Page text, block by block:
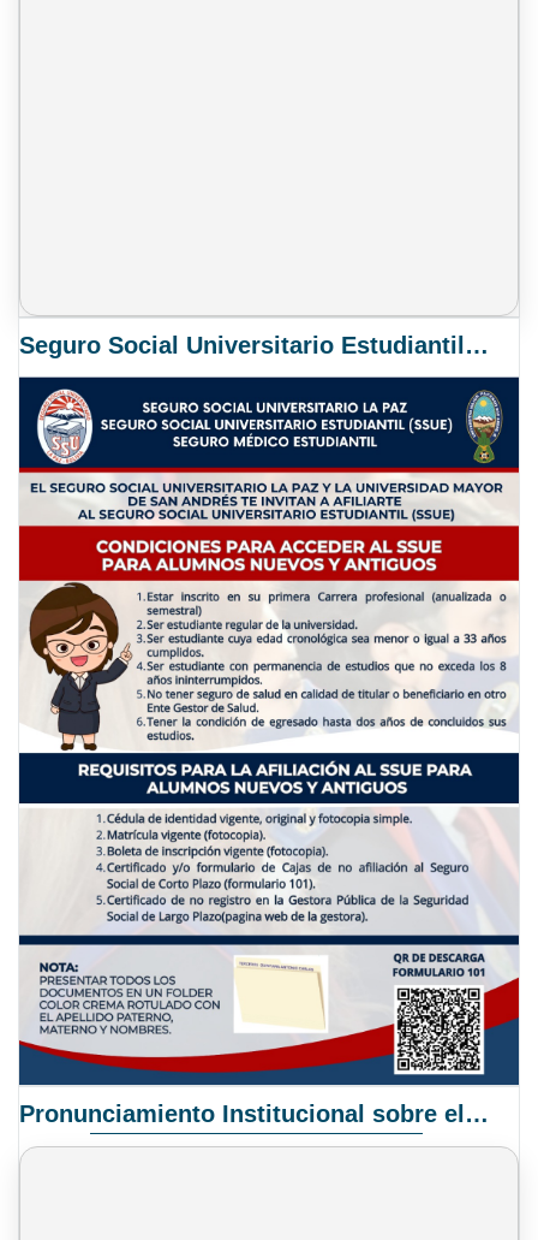
Seguro Social Universitario Estudiantil SSUE
Pronunciamiento Institucional sobre el Proyecto de Ley N° 068/2025-2026 C.S.